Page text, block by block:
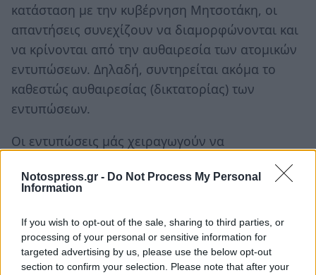
Notospress.gr - Do Not Process My Personal
Information
If you wish to opt-out of the sale, sharing to third parties, or
processing of your personal or sensitive information for
targeted advertising by us, please use the below opt-out
section to confirm your selection. Please note that after your
κατάσταση με την κυβέρνηση Μητσοτάκη, οι
απαντήσεις συνεχίζουν να διαμορφώνονται και
να κρίνονται από την αυθαιρεσία των ατομικών
εντυπώσεων. Δηλαδή, συντηρείται ακόμα το
καθεστώς αυθαιρεσίας (δικτατορίας) των
εντυπώσεων.
Οι εντυπώσεις μάς χειραγωγούν να
«αισθανόμαστε» ότι αποκαταστάθηκε κάποια
«ευπρέπεια» σε δύο πτυχές του δημόσιου βίου:
στη μηχανοργάνωση επικοινωνίας μεταξύ
αλληλοεπικαλυπτόμενων πλοκάμων του
κυβερνητικού Λεβιάθαν.